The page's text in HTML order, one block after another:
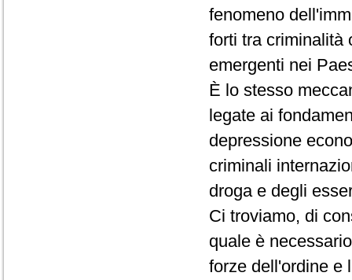
fenomeno
forti tra criminalità
emergenti nei
È lo stesso
legate ai
depressione
criminali
droga e degli
Ci troviamo, di
quale è
forze dell'ordine e